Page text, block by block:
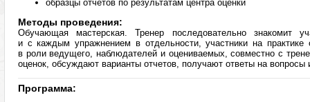
образцы отчетов по результатам центра оценки
Методы проведения:
Обучающая мастерская. Тренер последовательно знакомит
и с каждым упражнением в отдельности, участники на практике
в роли ведущего, наблюдателей и оцениваемых, совместно с
оценок, обсуждают варианты отчетов, получают ответы на вопросы
Программа: